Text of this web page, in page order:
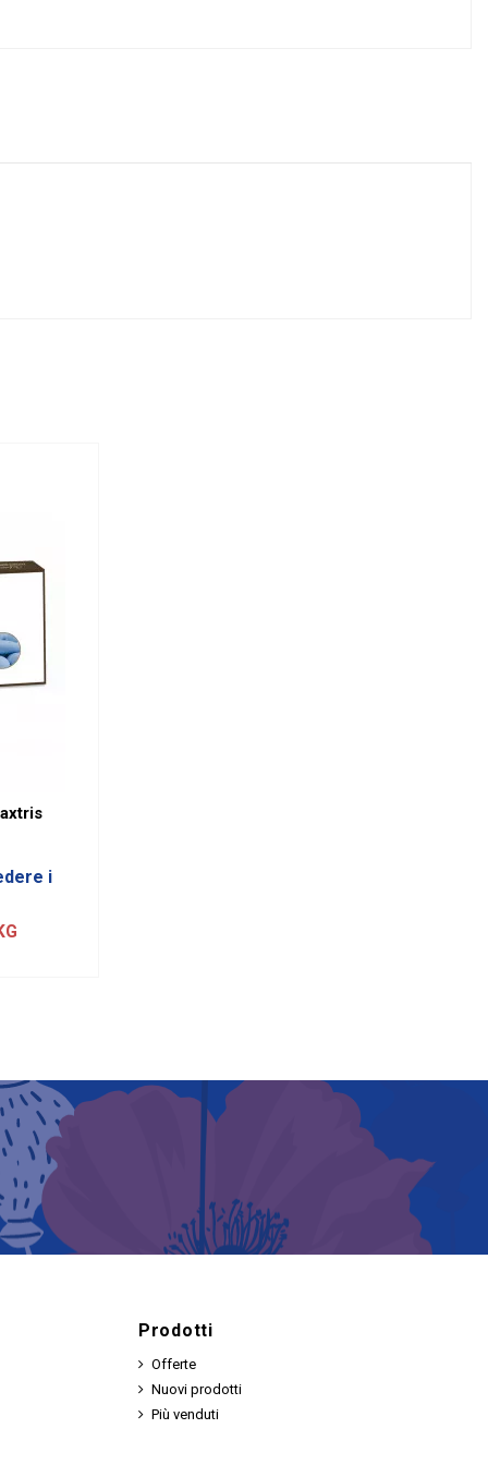
i
Prodotti
Offerte
Nuovi prodotti
Più venduti